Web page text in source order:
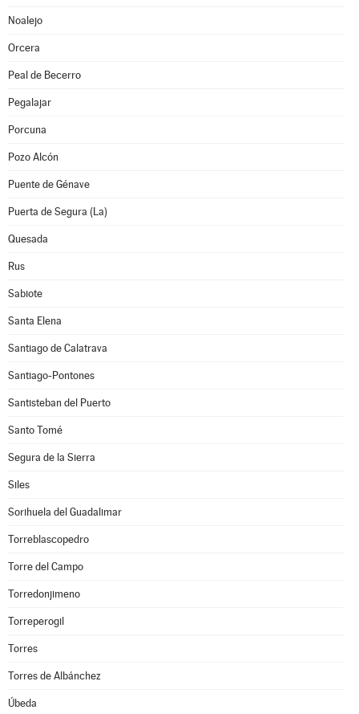
Noalejo
Orcera
Peal de Becerro
Pegalajar
Porcuna
Pozo Alcón
Puente de Génave
Puerta de Segura (La)
Quesada
Rus
Sabiote
Santa Elena
Santiago de Calatrava
Santiago-Pontones
Santisteban del Puerto
Santo Tomé
Segura de la Sierra
Siles
Sorihuela del Guadalimar
Torreblascopedro
Torre del Campo
Torredonjimeno
Torreperogil
Torres
Torres de Albánchez
Úbeda